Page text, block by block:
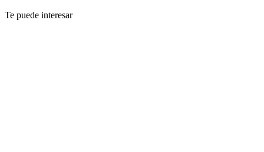
Te puede interesar